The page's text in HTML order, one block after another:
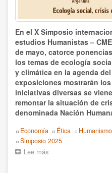
Raffaele Tumino
Rita Valinho
Roberta Consilvio
Rodrigo Carazo
Sabine Mendes Lima Moura
Silo
Silvia Bercú
En el X Simposio
estudios Humanistas –
de mayo, catorce
los temas de ecología
y climática en la agenda
exposiciones mostrarán
iniciativas diversas se
remontar la situación de
denominada Nación
Topics
Economía Ética Humanismo
Event
Simposio 2025
Lee más